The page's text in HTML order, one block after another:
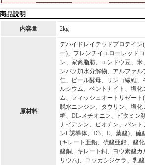
商品説明
内容量 2kg
原材料
デハイドレイテッドプロテイン
ー)、フレンチイエローレッド
ン、家禽脂肪、エンドウ豆、米
ンパク加水分解物、アルファ
仁、ビール酵母、リンゴ繊維、
ルシウム、ベントナイト、塩化
ム、フィッシュオートリゼート
脱水ニンジン、タウリン、塩
糖、DL-メチオニン、ビタミン
ナイアシン、ビオチン、パント
ンC誘導体、D3、E、葉酸)、硫
(キレート亜鉛、硫酸亜鉛、酸
酸銅、キレート銅、ヨウ素酸カ
リウム)、ユッカシジケラ、乳